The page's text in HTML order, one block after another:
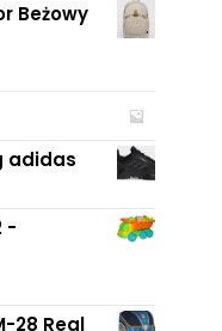
Beżowy
adidas
-
28 Real